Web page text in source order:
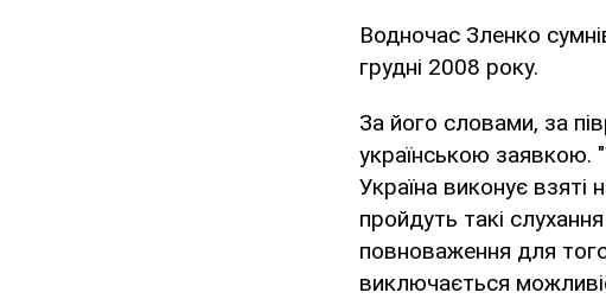
Водночас Зленко
грудні 2008 року.
За його словами, за
українською заявкою.
Україна виконує
пройдуть такі
повноваження для
виключається